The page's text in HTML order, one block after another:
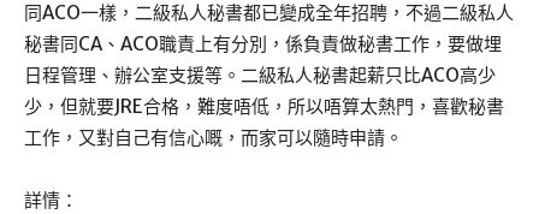
同ACO一樣，二級私人秘書都已變成全年招聘，不過二級私人
秘書同CA、ACO職責上有分別，係負責做秘書工作，要做埋
日程管理、辦公室支援等。二級私人秘書起薪只比ACO高少
少，但就要JRE合格，難度唔低，所以唔算太熱門，喜歡秘書
工作，又對自己有信心嘅，而家可以隨時申請。
詳情：